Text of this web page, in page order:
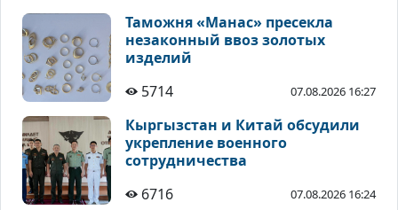
Таможня «Манас» пресекла
незаконный ввоз золотых
изделий
5714
07.08.2026 16:27
Кыргызстан и Китай обсудили
укрепление военного
сотрудничества
6716
07.08.2026 16:24